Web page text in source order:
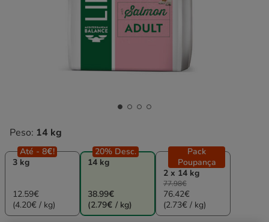
Peso: 14 kg
3 kg
Até - 8€!
12.59€
(4.20€ / kg)
14 kg
20% Desc.
38.99€
(2.79€ / kg)
2 x 14 kg
Pack
Poupança
77.98€
76.42€
(2.73€ / kg)